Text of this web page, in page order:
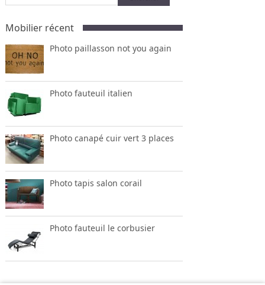
Mobilier récent
Photo paillasson not you again
Photo fauteuil italien
Photo canapé cuir vert 3 places
Photo tapis salon corail
Photo fauteuil le corbusier